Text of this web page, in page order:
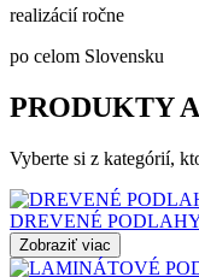
realizácií ročne
po celom Slovensku
PRODUKTY
Vyberte si z kategórií,
DREVENÉ
Zobraziť viac